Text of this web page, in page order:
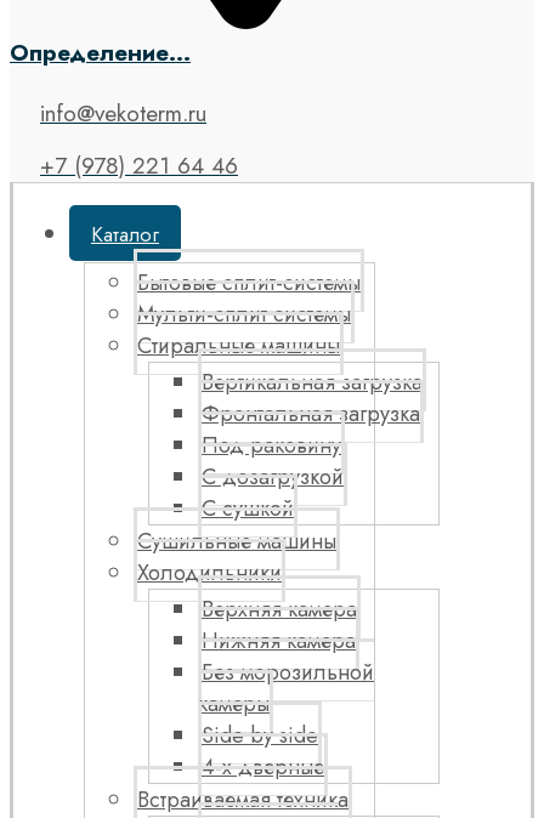
Определение...
info@vekoterm.ru
+7 (978) 221 64 46
Каталог
Бытовые сплит-системы
Мульти-сплит системы
Стиральные машины
Вертикальная загрузка
Фронтальная загрузка
Под раковину
С дозагрузкой
С сушкой
Сушильные машины
Холодильники
Верхняя камера
Нижняя камера
Без морозильной
камеры
Side by side
4-х дверные
Встраиваемая техника